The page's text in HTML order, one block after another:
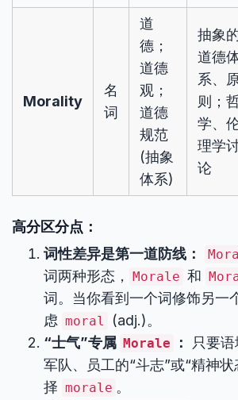
Morality
名
词
道
德；
道德
观；
道德
规范
(抽象
体系)
抽象
道德
系、
则；
学、
理学
论
高分区分点：
词性差异是第一道防线：
词两种形态， Morale 和
词。当你看到一个词修饰另一
虑 moral
(adj.)。
“士气”专属 Morale ：
只要语
军队、员工的“斗志”或“精神
择 morale 。